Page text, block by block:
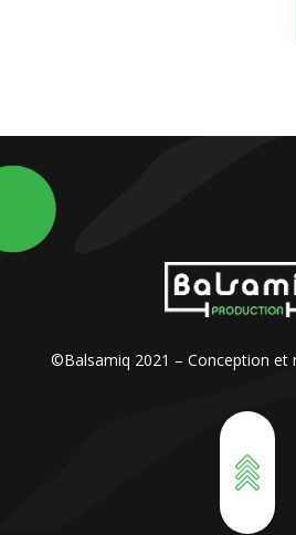
©Balsamiq 2021 – Conception et